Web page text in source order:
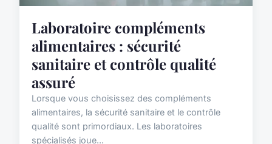
Laboratoire compléments
alimentaires : sécurité
sanitaire et contrôle qualité
assuré
Lorsque vous choisissez des compléments
alimentaires, la sécurité sanitaire et le contrôle
qualité sont primordiaux. Les laboratoires
spécialisés joue...